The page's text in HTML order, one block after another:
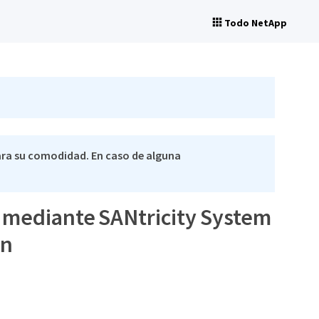
Todo NetApp
su comodidad. En caso de alguna
SANtricity System